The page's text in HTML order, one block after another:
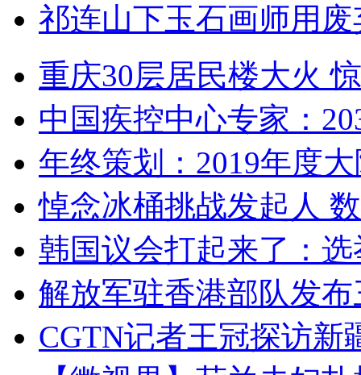
祁连山下玉石画师用
重庆30层居民楼大火
中国疾控中心专家：
年终策划：2019年度
悼念冰桶挑战发起人
韩国议会打起来了：
解放军驻香港部队发
CGTN记者王冠探访新